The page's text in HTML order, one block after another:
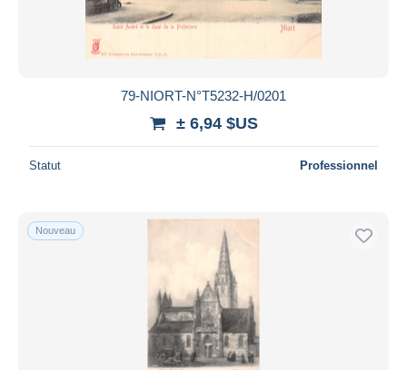
79-NIORT-N°T5232-H/0201
± 6,94 $US
Statut Professionnel
Nouveau